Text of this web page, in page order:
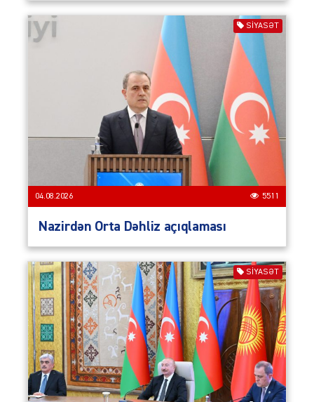
SIYASƏT
04.08.2026 5511
Nazirdən Orta Dəhliz açıqlaması
SIYASƏT